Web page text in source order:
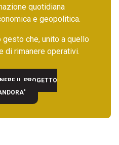
quotidiana
e geopolitica.
che, unito a quello
di rimanere operativi.
IL PROGETTO